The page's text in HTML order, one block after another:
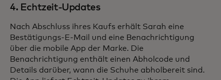
4. Echtzeit-Updates
Nach Abschluss ihres Kaufs erhält Sarah eine
Bestätigungs-E-Mail und eine Benachrichtigung
über die mobile App der Marke. Die
Benachrichtigung enthält einen Abholcode und
Details darüber, wann die Schuhe abholbereit sind.